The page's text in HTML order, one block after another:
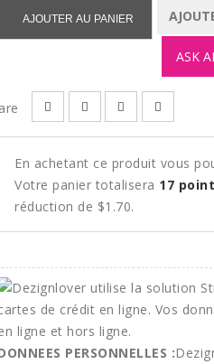
AJOUTER AU PANIER
ASK
En achetant ce produit vous
Votre panier totalisera 17
réduction de $1.70.
PERSONNELLES :